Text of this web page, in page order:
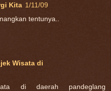
Kita 1/11/09
tentunya..
Wisata di
di daerah pandeglang